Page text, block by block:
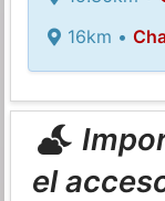
16km •
el